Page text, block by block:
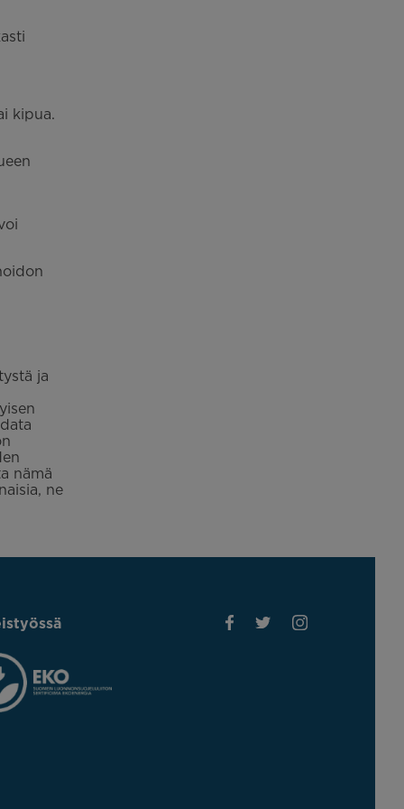
kipua.
ja
nämä
ne